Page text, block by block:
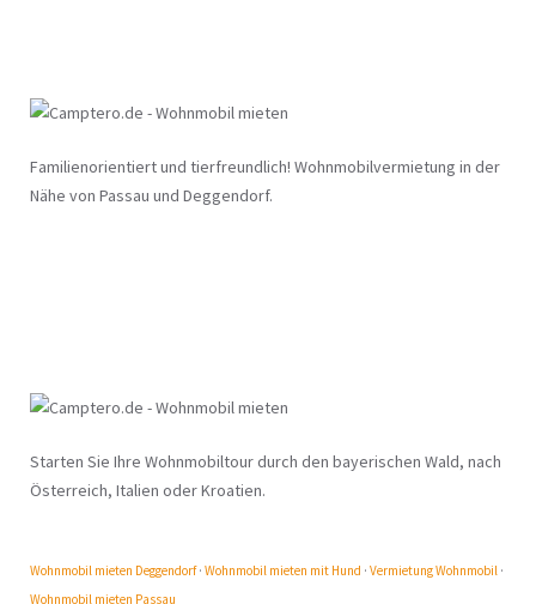
Familienorientiert und tierfreundlich! Wohnmobilvermietung in der
Nähe von Passau und Deggendorf.
Starten Sie Ihre Wohnmobiltour durch den bayerischen Wald, nach
Österreich, Italien oder Kroatien.
Wohnmobil mieten Deggendorf· Wohnmobil mieten mit Hund · Vermietung Wohnmobil ·
Wohnmobil mieten Passau